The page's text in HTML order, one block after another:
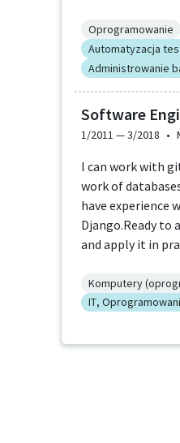
Oprogramowanie
Automatyzacja
Administrowanie
Software
1/2011 —3/2018 •
I can work with
work of
have experience
Django.Ready to
and apply it in
Komputery
IT,